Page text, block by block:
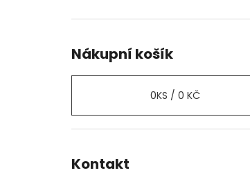
Nákupní košík
0KS / 0 KČ
Kontakt